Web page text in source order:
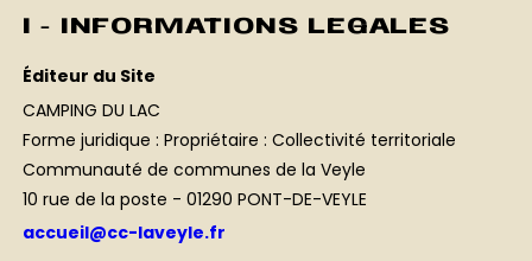
I - INFORMATIONS LEGALES
Éditeur du Site
CAMPING DU LAC
Forme juridique : Propriétaire : Collectivité territoriale
Communauté de communes de la Veyle
10 rue de la poste - 01290 PONT-DE-VEYLE
accueil@cc-laveyle.fr